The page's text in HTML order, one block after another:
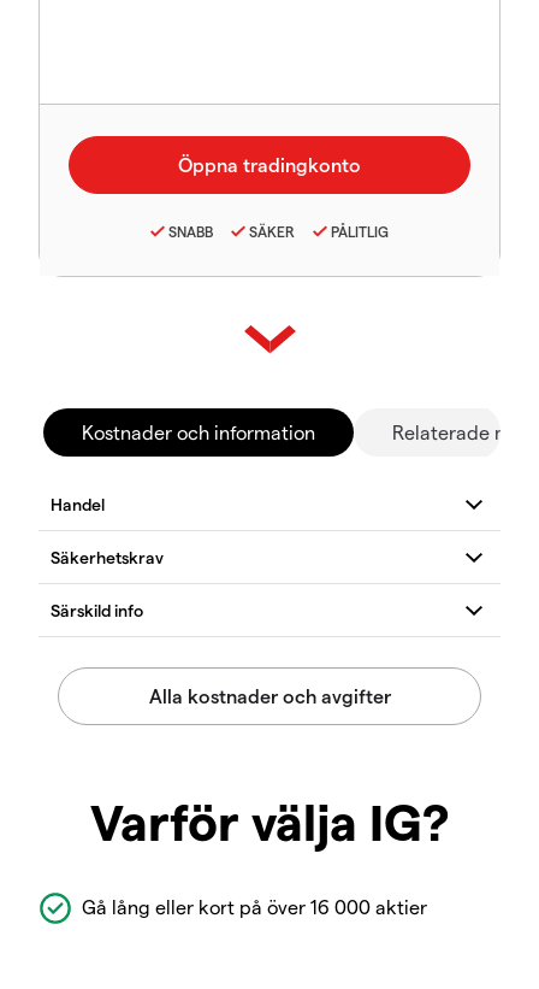
SNABB SÄKER PÅLITLIG
Kostnader och information Relaterade
Varför välja IG?
Gå lång eller kort på över 16 000 aktier